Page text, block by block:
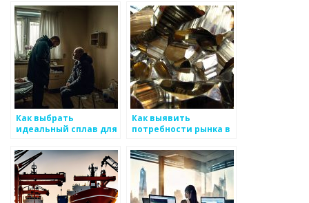
производства
металлоизделий
Как выбрать
идеальный сплав для
Как выявить
потребности рынка в